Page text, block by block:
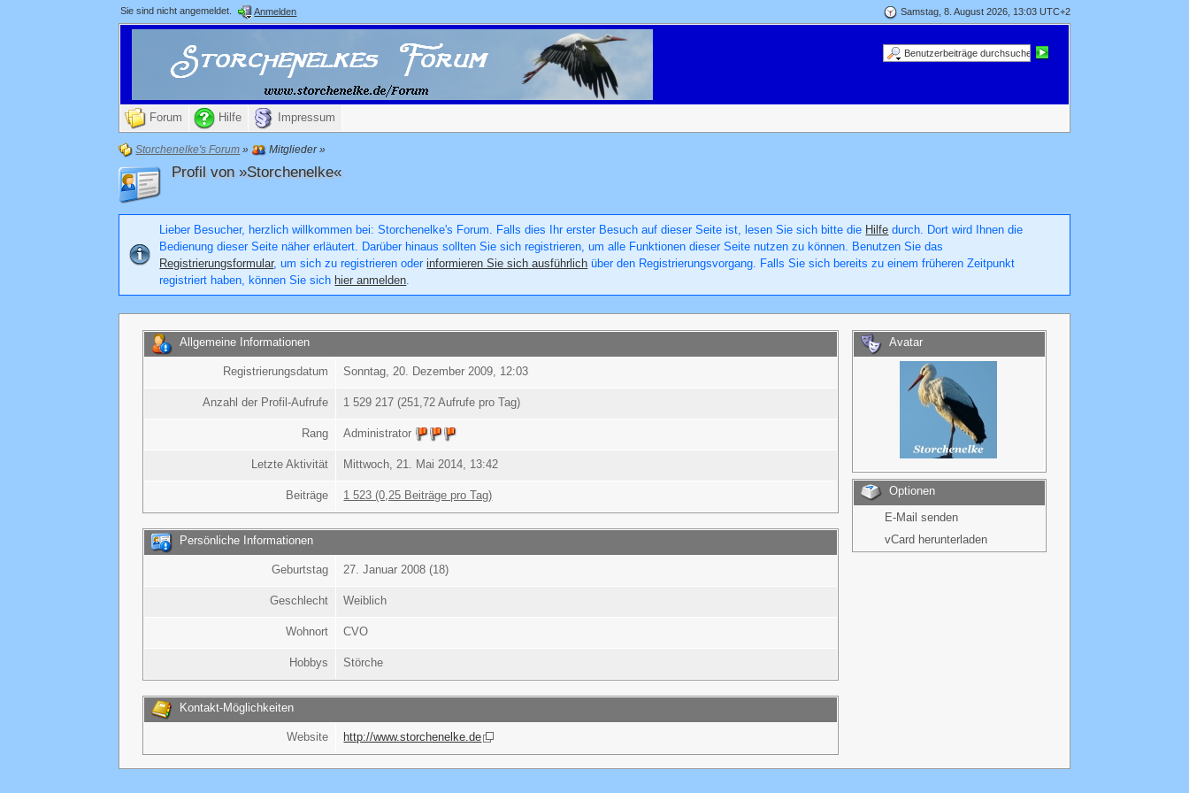
Samstag, 8. August 2026, 13:03 UTC+2
Sie sind nicht angemeldet. Anmelden
Forum Hilfe Impressum
Storchenelke's Forum » Mitglieder»
Profil von »Storchenelke«
Lieber Besucher, herzlich willkommen bei: Storchenelke's Forum. Falls dies Ihr erster Besuch auf dieser Seite ist, lesen Sie sich bitte die Hilfe durch. Dort wird Ihnen die
Bedienung dieser Seite näher erläutert. Darüber hinaus sollten Sie sich registrieren, um alle Funktionen dieser Seite nutzen zu können. Benutzen Sie das
Registrierungsformular, um sich zu registrieren oderinformieren Sie sich ausführlich über den Registrierungsvorgang. Falls Sie sich bereits zu einem früheren Zeitpunkt
registriert haben, können Sie sich hier anmelden.
Avatar
Optionen
E-Mail senden
vCard herunterladen
Allgemeine Informationen
Registrierungsdatum Sonntag, 20. Dezember 2009, 12:03
Anzahl der Profil-Aufrufe 1 529 217 (251,72 Aufrufe pro Tag)
Rang Administrator
Letzte Aktivität Mittwoch, 21. Mai 2014, 13:42
Beiträge 1 523 (0,25 Beiträge pro Tag)
Persönliche Informationen
Geburtstag 27. Januar 2008 (18)
Geschlecht Weiblich
Wohnort CVO
Hobbys Störche
Kontakt-Möglichkeiten
Website http://www.storchenelke.de